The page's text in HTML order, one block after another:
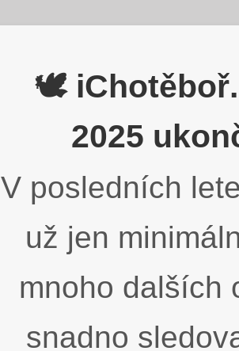
🕊️
2025
V posledních
už jen
mnoho dalších
snadno